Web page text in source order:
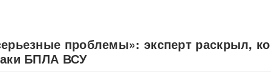
проблемы»: эксперт раскрыл,
БПЛА ВСУ